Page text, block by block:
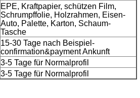
EPE, Kraftpapier, schützen Film,
Schrumpffolie, Holzrahmen, Eisen-
Auto, Palette, Karton, Schaum-
Tasche
15-30 Tage nach Beispiel-
confirmation&payment Ankunft
3-5 Tage für Normalprofil
3-5 Tage für Normalprofil